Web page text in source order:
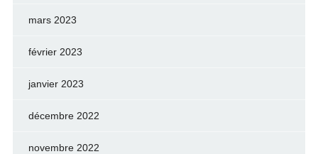
mars 2023
février 2023
janvier 2023
décembre 2022
novembre 2022